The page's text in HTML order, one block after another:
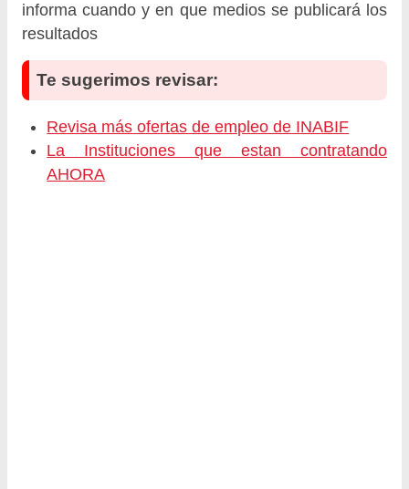
informa cuando y en que medios se publicará los
resultados
Te sugerimos revisar:
Revisa más ofertas de empleo de INABIF
La Instituciones que estan contratando
AHORA